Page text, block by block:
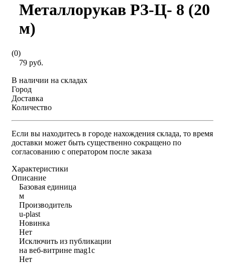
Металлорукав РЗ-Ц- 8 (20
м)
(0)
79 руб.
В наличии на складах
Город
Доставка
Количество
Если вы находитесь в городе нахождения склада, то время
доставки может быть существенно сокращено по
согласованию с оператором после заказа
Характеристики
Описание
Базовая единица
м
Производитель
u-plast
Новинка
Нет
Исключить из публикации
на веб-витрине mag1c
Нет